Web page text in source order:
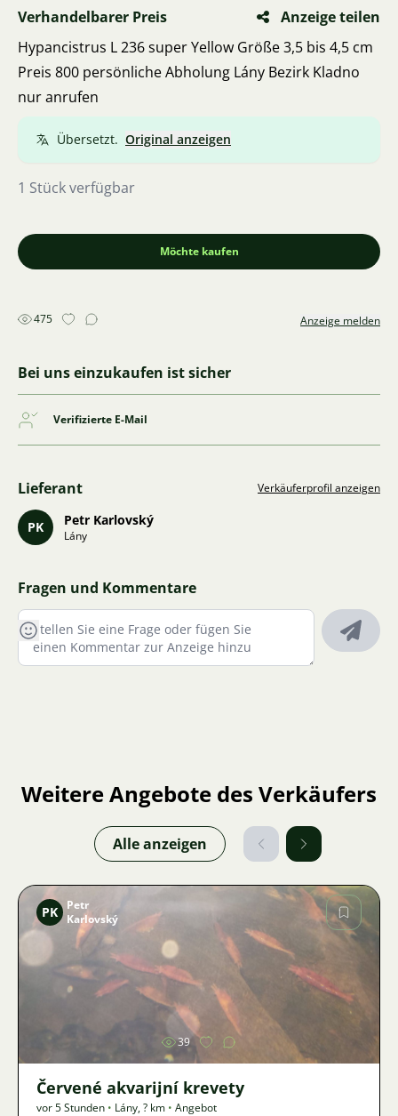
Verhandelbarer Preis
Anzeige teilen
Hypancistrus L 236 super Yellow Größe 3,5 bis 4,5 cm
Preis 800 persönliche Abholung Lány Bezirk Kladno
nur anrufen
Übersetzt. Original anzeigen
1 Stück verfügbar
Möchte kaufen
475 Anzeige melden
Bei uns einzukaufen ist sicher
Verifizierte E-Mail
Lieferant Verkäuferprofil anzeigen
PK Petr Karlovský
Lány
Fragen und Kommentare
Weitere Angebote des Verkäufers
Alle anzeigen
Bild
PK
Petr
Karlovský
39
Červené akvarijní krevety
vor 5 Stunden • Lány,? km • Angebot